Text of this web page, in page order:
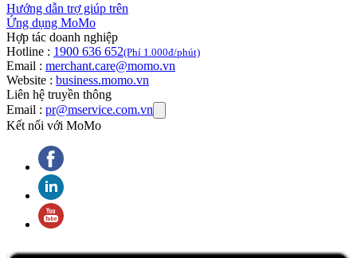
Hướng dẫn trợ giúp trên
Ứng dụng MoMo
Hợp tác doanh nghiệp
Hotline : 1900 636 652(Phí 1.000đ/phút)
Email : merchant.care@momo.vn
Website : business.momo.vn
Liên hệ truyền thông
Email : pr@mservice.com.vn
Kết nối với MoMo